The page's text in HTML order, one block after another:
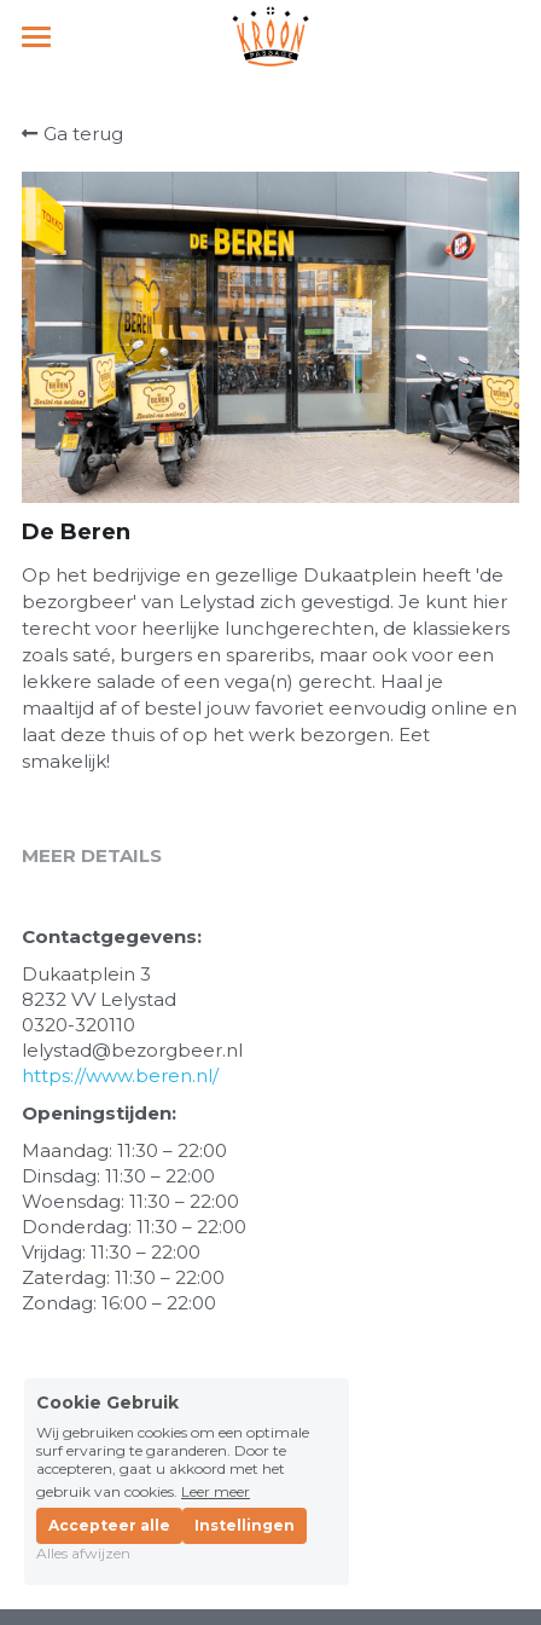
Nieuws & Events
Contact
Onze winkels
Nieuwsbrief
Ga terug
De Beren
Op het bedrijvige en gezellige Dukaatplein heeft 'de
bezorgbeer' van Lelystad zich gevestigd. Je kunt hier
terecht voor heerlijke lunchgerechten, de klassiekers
zoals saté, burgers en spareribs, maar ook voor een
lekkere salade of een vega(n) gerecht. Haal je
maaltijd af of bestel jouw favoriet eenvoudig online en
laat deze thuis of op het werk bezorgen. Eet
smakelijk!
MEER DETAILS
Contactgegevens:
Dukaatplein 3
8232 VV Lelystad
0320-320110
lelystad@bezorgbeer.nl
https://www.beren.nl/
Openingstijden:
Maandag: 11:30 – 22:00
Dinsdag: 11:30 – 22:00
Woensdag: 11:30 – 22:00
Donderdag: 11:30 – 22:00
Vrijdag: 11:30 – 22:00
Zaterdag: 11:30 – 22:00
Zondag: 16:00 – 22:00
Cookie Gebruik
Wij gebruiken cookies om een optimale
surf ervaring te garanderen. Door te
accepteren, gaat u akkoord met het
gebruik van cookies. Leer meer
Accepteer alle
Instellingen
Alles afwijzen